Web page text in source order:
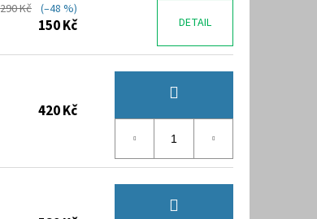
290 Kč (–48 %)
150 Kč DETAIL
420 Kč